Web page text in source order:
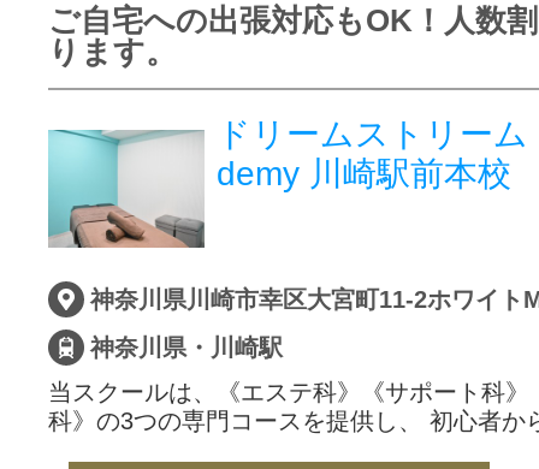
グッドスク
掲載のお問
サイトマッ
ご自宅への出張対応もOK！人数
ります。
ドリームストリー
demy 川崎駅前本校
神奈川県・川崎駅
当スクールは、《エステ科》《サポート科》
科》の3つの専門コースを提供し、 初心者